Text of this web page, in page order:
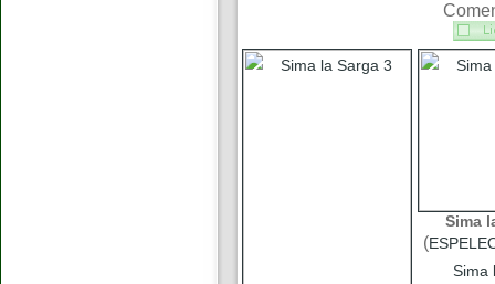
Sima
(
Sima